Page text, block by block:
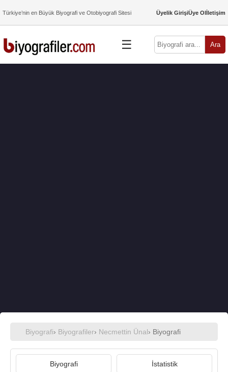
Türkiye’nin en Büyük Biyografi ve Otobiyografi Sitesi Üyelik GirişiÜye Olİletişim
☰ Ara
Biyografi› Biyografiler› Necmettin Ünal› Biyografi
Biyografi İstatistik